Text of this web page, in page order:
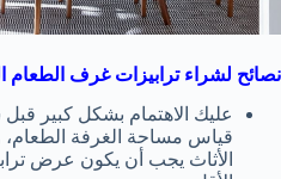
نصائح لشراء ترابيزات غرف الطعام
عليك الاهتمام بشكل كبير
قياس مساحة الغرفة الطعام،